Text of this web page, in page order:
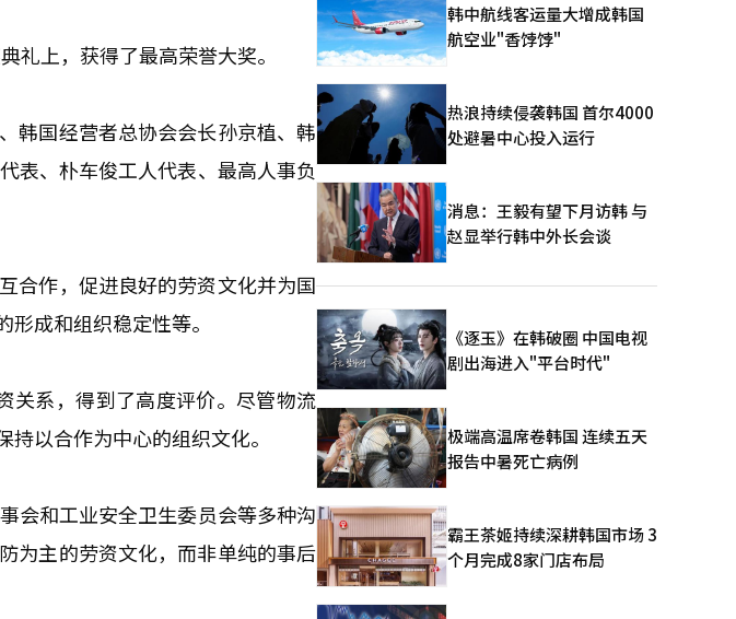
礼上，获得了最高荣誉大奖。
韩国经营者总协会会长孙京植、韩
表、朴车俊工人代表、最高人事负
合作，促进良好的劳资文化并为国
成和组织稳定性等。
关系，得到了高度评价。尽管物流
以合作为中心的组织文化。
会和工业安全卫生委员会等多种沟
为主的劳资文化，而非单纯的事后
韩中航线客运量大增成韩国
航空业"香饽饽"
热浪持续侵袭韩国 首尔4000
处避暑中心投入运行
消息：王毅有望下月访韩 与
赵显举行韩中外长会谈
《逐玉》在韩破圈 中国电视
剧出海进入"平台时代"
极端高温席卷韩国 连续五天
报告中暑死亡病例
霸王茶姬持续深耕韩国市场 3
个月完成8家门店布局